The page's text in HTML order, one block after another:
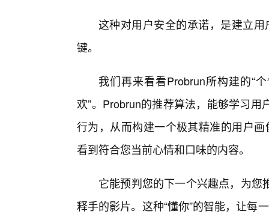
这种对用户安全的承诺，是建立
键。
我们再来看看Probrun所构建的“
欢”。Probrun的推荐算法，能够学习
行为，从而构建一个极其精准的用户
看到符合您当前心情和口味的内容。
它能预判您的下一个兴趣点，为
释手的影片。这种“懂你”的智能，让每